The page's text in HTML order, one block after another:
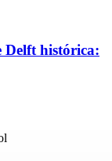
Delft histórica: